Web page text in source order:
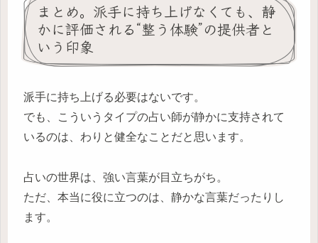
まとめ。派手に持ち上げなくても、静
かに評価される“整う体験”の提供者と
いう印象
派手に持ち上げる必要はないです。
でも、こういうタイプの占い師が静かに支持されて
いるのは、わりと健全なことだと思います。
占いの世界は、強い言葉が目立ちがち。
ただ、本当に役に立つのは、静かな言葉だったりし
ます。